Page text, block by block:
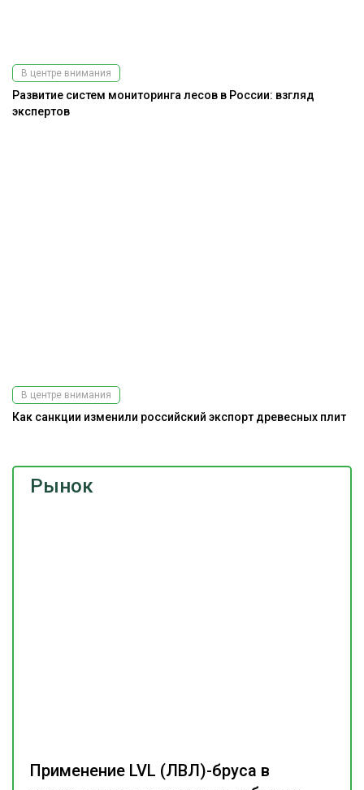
Рынок
Применение LVL (ЛВЛ)-бруса в
В центре внимания
Развитие систем мониторинга лесов в России: взгляд
экспертов
В центре внимания
Как санкции изменили российский экспорт древесных плит